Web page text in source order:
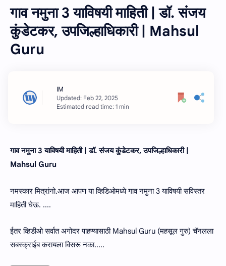
गाव नमुना 3 याविषयी माहिती | डॉ. संजय
कुंडेटकर, उपजिल्हाधिकारी | Mahsul
Guru
Estimated read time: 1 min
गाव नमुना 3 याविषयी माहिती | डॉ. संजय कुंडेटकर, उपजिल्हाधिकारी |
Mahsul Guru
नमस्कार मित्रांनो.आज आपण या व्हिडिओमध्ये गाव नमुना 3 याविषयी सविस्तर
माहिती घेऊ. ....
ईतर व्हिडीओ सर्वात अगोदर पाहण्यासाठी Mahsul Guru (महसूल गुरु) चॅनलला
सबस्क्राईब करायला विसरू नका.....